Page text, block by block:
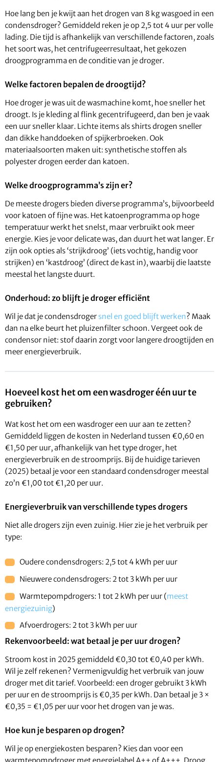
Hoe lang ben je kwijt aan het drogen van 8 kg wasgoed in een
condensdroger? Gemiddeld reken je op 2,5 tot 4 uur per volle
lading. Die tijd is afhankelijk van verschillende factoren, zoals
het soort was, het centrifugeerresultaat, het gekozen
droogprogramma en de conditie van je droger.
Welke factoren bepalen de droogtijd?
Hoe droger je was uit de wasmachine komt, hoe sneller het
droogt. Is je kleding al flink gecentrifugeerd, dan ben je vaak
een uur sneller klaar. Lichte items als shirts drogen sneller
dan dikke handdoeken of spijkerbroeken. Ook
materiaalsoorten maken uit: synthetische stoffen als
polyester drogen eerder dan katoen.
Welke droogprogramma’s zijn er?
De meeste drogers bieden diverse programma’s, bijvoorbeeld
voor katoen of fijne was. Het katoenprogramma op hoge
temperatuur werkt het snelst, maar verbruikt ook meer
energie. Kies je voor delicate was, dan duurt het wat langer. Er
zijn ook opties als ‘strijkdroog’ (iets vochtig, handig voor
strijken) en ‘kastdroog’ (direct de kast in), waarbij die laatste
meestal het langste duurt.
Onderhoud: zo blijft je droger efficiënt
Wil je dat je condensdroger snel en goed blijft werken? Maak
dan na elke beurt het pluizenfilter schoon. Vergeet ook de
condensor niet: stof daarin zorgt voor langere droogtijden en
meer energieverbruik.
Hoeveel kost het om een wasdroger één uur te
gebruiken?
Wat kost het om een wasdroger een uur aan te zetten?
Gemiddeld liggen de kosten in Nederland tussen €0,60 en
€1,50 per uur, afhankelijk van het type droger, het
energieverbruik en de stroomprijs. Bij de huidige tarieven
(2025) betaal je voor een standaard condensdroger meestal
zo’n €1,00 tot €1,20 per uur.
Energieverbruik van verschillende types drogers
Niet alle drogers zijn even zuinig. Hier zie je het verbruik per
type:
Oudere condensdrogers: 2,5 tot 4 kWh per uur
Nieuwere condensdrogers: 2 tot 3 kWh per uur
Warmtepompdrogers: 1 tot 2 kWh per uur (meest
energiezuinig)
Afvoerdrogers: 2 tot 3 kWh per uur
Rekenvoorbeeld: wat betaal je per uur drogen?
Stroom kost in 2025 gemiddeld €0,30 tot €0,40 per kWh.
Wil je zelf rekenen? Vermenigvuldig het verbruik van jouw
droger met dit tarief. Voorbeeld: een droger gebruikt 3 kWh
per uur en de stroomprijs is €0,35 per kWh. Dan betaal je 3 ×
€0,35 = €1,05 per uur voor het drogen van je was.
Hoe kun je besparen op drogen?
Wil je op energiekosten besparen? Kies dan voor een